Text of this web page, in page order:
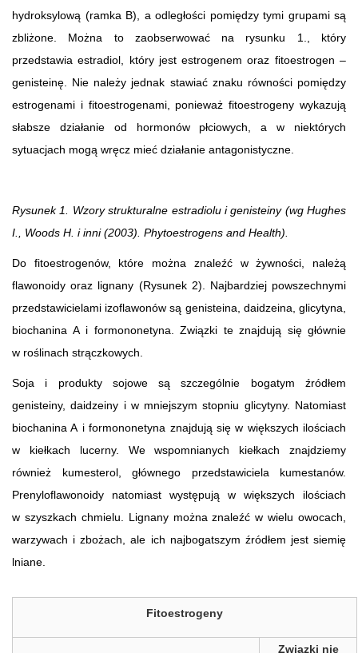
hydroksylową (ramka B), a odległości pomiędzy tymi grupami są
zbliżone. Można to zaobserwować na rysunku 1., który
przedstawia estradiol, który jest estrogenem oraz fitoestrogen –
genisteinę. Nie należy jednak stawiać znaku równości pomiędzy
estrogenami i fitoestrogenami, ponieważ fitoestrogeny wykazują
słabsze działanie od hormonów płciowych, a w niektórych
sytuacjach mogą wręcz mieć działanie antagonistyczne.
Rysunek 1. Wzory strukturalne estradiolu i genisteiny (wg Hughes
I., Woods H. i inni (2003). Phytoestrogens and Health).
Do fitoestrogenów, które można znaleźć w żywności, należą
flawonoidy oraz lignany (Rysunek 2). Najbardziej powszechnymi
przedstawicielami izoflawonów są genisteina, daidzeina, glicytyna,
biochanina A i formononetyna. Związki te znajdują się głównie
w roślinach strączkowych.
Soja i produkty sojowe są szczególnie bogatym źródłem
genisteiny, daidzeiny i w mniejszym stopniu glicytyny. Natomiast
biochanina A i formononetyna znajdują się w większych ilościach
w kiełkach lucerny. We wspomnianych kiełkach znajdziemy
również kumesterol, głównego przedstawiciela kumestanów.
Prenyloflawonoidy natomiast występują w większych ilościach
w szyszkach chmielu. Lignany można znaleźć w wielu owocach,
warzywach i zbożach, ale ich najbogatszym źródłem jest siemię
lniane.
Fitoestrogeny
Związki nie